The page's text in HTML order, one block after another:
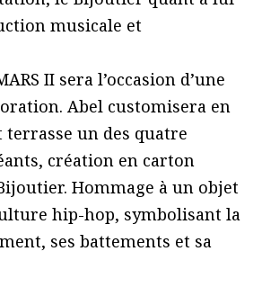
musicale et
II sera l’occasion d’une
Abel customisera en
un des quatre
création en carton
Hommage à un objet
hip-hop, symbolisant la
ses battements et sa